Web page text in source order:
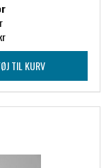
TIL KURV